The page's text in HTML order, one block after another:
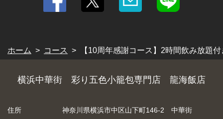
ホーム コース 【10周年感謝コース】2時間飲み放題
横浜中華街 彩り五色小籠包専門店 龍海飯店
住所 神奈川県横浜市中区山下町146-2 中華街